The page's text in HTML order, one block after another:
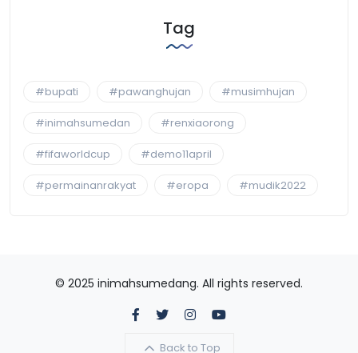
Tag
#bupati #pawanghujan #musimhujan
#inimahsumedan #renxiaorong
#fifaworldcup #demo11april
#permainanrakyat #eropa #mudik2022
© 2025 inimahsumedang. All rights reserved.
Back to Top